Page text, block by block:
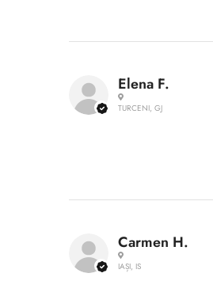
Elena F.
TURCENI, GJ
Carmen H.
IAȘI, IS